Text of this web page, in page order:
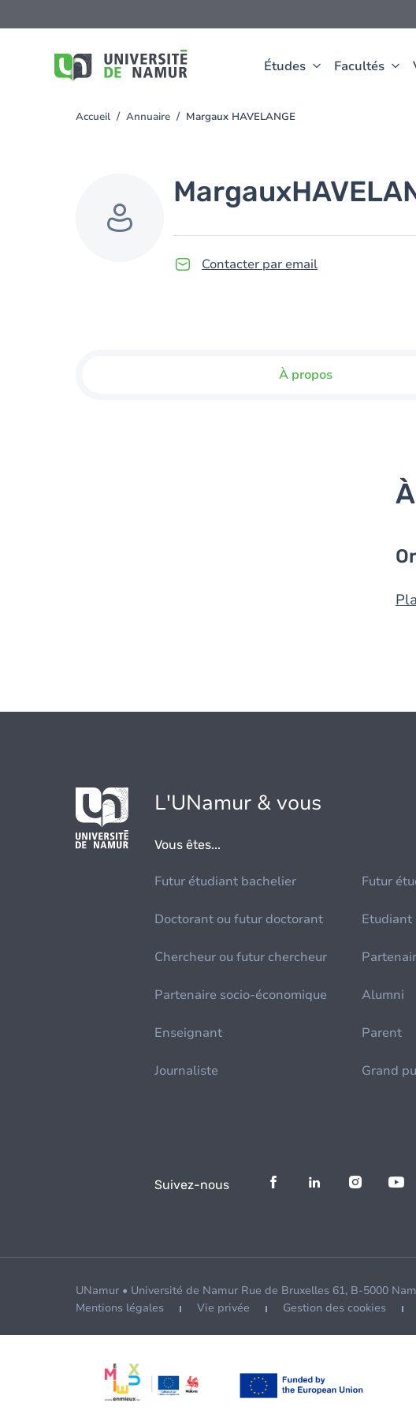
Études Facultés
au
You
Accueil Annuaire Margaux HAVELANGE
Margaux
Contacter par email
À propos
L'UNamur & vous
Vous êtes...
Futur étudiant bachelier Futur
Doctorant ou futur doctorant Etudiant
Chercheur ou futur chercheur
Partenaire socio-économique Alumni
Enseignant Parent
Journaliste Grand
Suivez-nous
UNamur • Université de Namur Rue de Bruxelles 61, B-5000
Mentions légales
Vie privée Gestion des cookies